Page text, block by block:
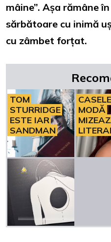
mâine”. Așa rămâne
sărbătoare cu inimă
cu zâmbet forțat.
TOM
STURRIDGE
ESTE IAR
SANDMAN
MODĂ